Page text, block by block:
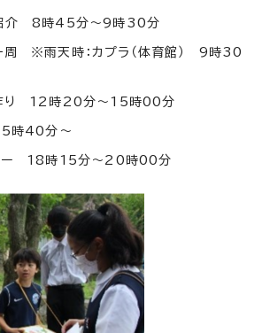
紹介 8時45分～9時30分
周 ※雨天時：カプラ（体育館） 9時30
作り 12時20分～15時00分
時40分～
ー 18時15分～20時00分